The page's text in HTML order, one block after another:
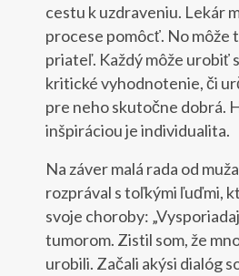
cestu k uzdraveniu. Lekár
procese pomôcť. No môže
priateľ. Každý môže urobiť
kritické vyhodnotenie, či
pre neho skutočne dobrá.
inšpiráciou je individualita.
Na záver malá rada od
rozprával s toľkými ľuďmi,
svoje choroby:
tumorom. Zistil som, že
urobili. Začali akýsi dialóg